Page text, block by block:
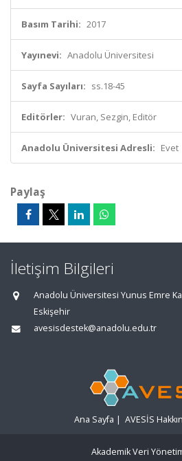
Basım Tarihi: 2017
Yayınevi: Anadolu Üniversitesi
Sayfa Sayıları: ss.18-45
Editörler: Vuran, Sezgin, Editör
Anadolu Üniversitesi Adresli: Evet
Paylaş
İletişim Bilgileri
Anadolu Üniversitesi Yunus Emre
Eskişehir
avesisdestek@anadolu.edu.tr
Ana Sayfa | AVESİS
Akademik Veri